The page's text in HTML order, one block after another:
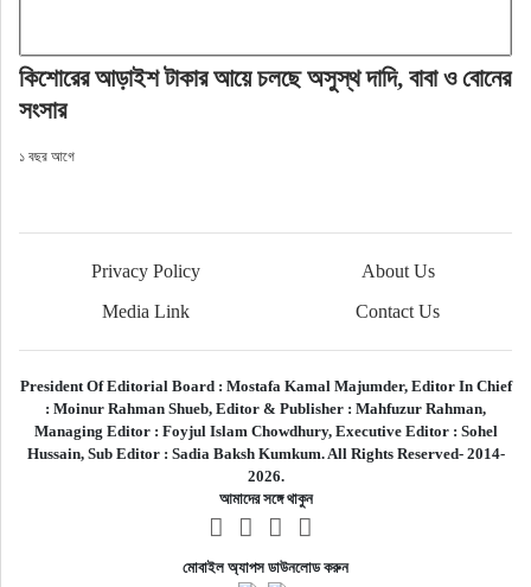
কিশোরের আড়াইশ টাকার আয়ে চলছে অসুস্থ দাদি, বাবা ও বোনের
সংসার
১ বছর আগে
Privacy Policy
About Us
Media Link
Contact Us
President Of Editorial Board : Mostafa Kamal Majumder, Editor In Chief
: Moinur Rahman Shueb, Editor & Publisher : Mahfuzur Rahman,
Managing Editor : Foyjul Islam Chowdhury, Executive Editor : Sohel
Hussain, Sub Editor : Sadia Baksh Kumkum. All Rights Reserved- 2014-
2026.
আমাদের সঙ্গে থাকুন
মোবাইল অ্যাপস ডাউনলোড করুন